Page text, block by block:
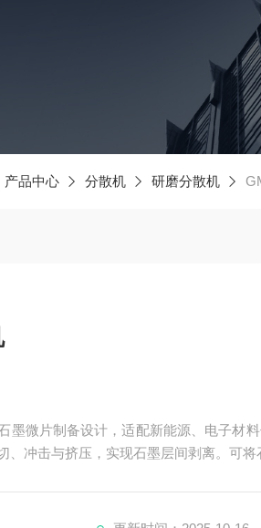
产品中心 分散机 研磨分散机
墨微片制备设计，适配新能源、电子材
、冲击与挤压，实现石墨层间剥离。可